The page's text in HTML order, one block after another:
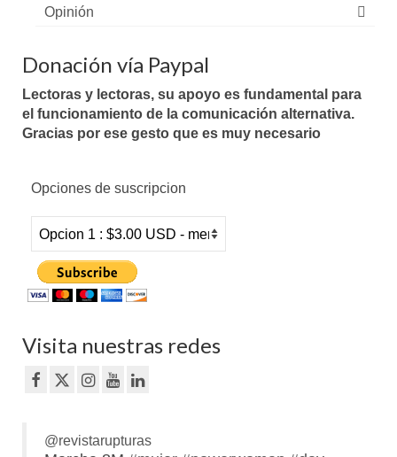
Opinión
Donación vía Paypal
Lectoras y lectoras, su apoyo es fundamental para
el funcionamiento de la comunicación alternativa.
Gracias por ese gesto que es muy necesario
Opciones de suscripcion
Visita nuestras redes
@revistarupturas